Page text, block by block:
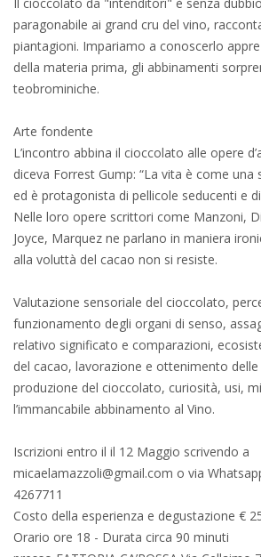
paragonabile ai grand cru del vino,
piantagioni. Impariamo a conoscerlo
della materia prima, gli abbinamenti
teobrominiche.
Arte fondente
L’incontro abbina il cioccolato alle opere
diceva Forrest Gump: “La vita è come una
ed è protagonista di pellicole seducenti e
Nelle loro opere scrittori come Manzoni,
Joyce, Marquez ne parlano in maniera
alla voluttà del cacao non si resiste.
Valutazione sensoriale del cioccolato,
funzionamento degli organi di senso,
relativo significato e comparazioni,
del cacao, lavorazione e ottenimento
produzione del cioccolato, curiosità, usi,
l’immancabile abbinamento al Vino.
Iscrizioni entro il il 12 Maggio scrivendo a
micaelamazzoli@gmail.com o via
4267711
Costo della esperienza e degustazione €
Orario ore 18 - Durata circa 90 minuti